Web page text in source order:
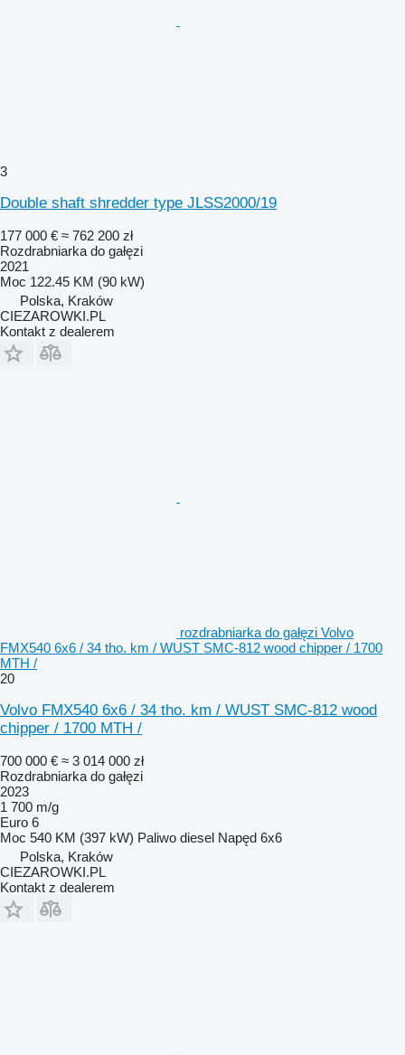
3
Double shaft shredder type JLSS2000/19
177 000 € ≈ 762 200 zł
Rozdrabniarka do gałęzi
2021
Moc 122.45 KM (90 kW)
Polska, Kraków
CIEZAROWKI.PL
Kontakt z dealerem
rozdrabniarka do gałęzi Volvo
FMX540 6x6 / 34 tho. km / WUST SMC-812 wood chipper / 1700
MTH /
20
Volvo FMX540 6x6 / 34 tho. km / WUST SMC-812 wood
chipper / 1700 MTH /
700 000 € ≈ 3 014 000 zł
Rozdrabniarka do gałęzi
2023
1 700 m/g
Euro 6
Moc 540 KM (397 kW) Paliwo diesel Napęd 6x6
Polska, Kraków
CIEZAROWKI.PL
Kontakt z dealerem